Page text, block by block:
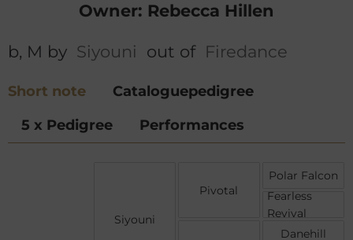
Owner: Rebecca Hillen
b, M by Siyouni out of Firedance
Short note
Cataloguepedigree
5 x Pedigree
Performances
Siyouni
Pivotal
Polar Falcon
Fearless
Revival
Danehill